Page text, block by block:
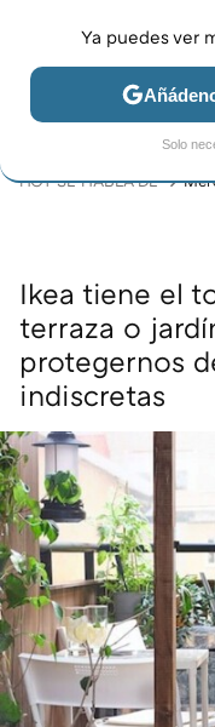
JARDÍN Y TERRAZA
HOY SE HABLA DE
Ikea tiene el
terraza o
protegernos
indiscretas
Ya puedes ver
Solo